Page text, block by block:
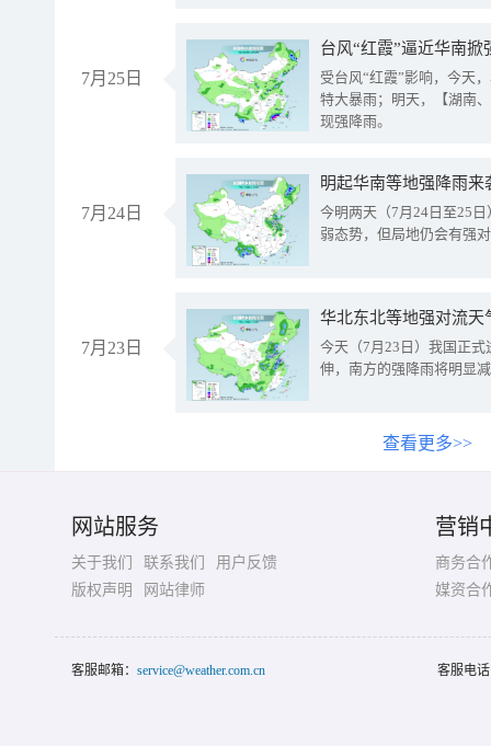
7月25日
台风“红霞”逼近华南
受台风“红霞”影响，今天
特大暴雨；明天，【湖南
现强降雨。
7月24日
明起华南等地强降雨
今明两天（7月24日至25
弱态势，但局地仍会有强
7月23日
华北东北等地强对流天
今天（7月23日）我国正
伸，南方的强降雨将明显
查看更多>>
网站服务
关于我们 联系我们
用户反馈
版权声明
网站律师
营销
商务合
媒资合
客服邮箱： service@weather.com.cn 客服电